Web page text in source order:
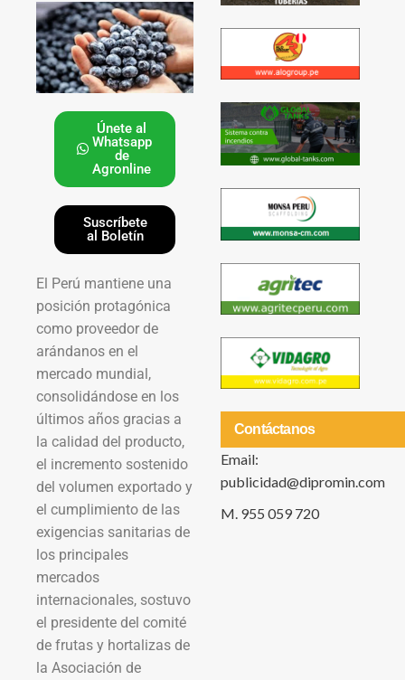
Únete al
Whatsapp
de
Agronline
Suscríbete
al Boletín
El Perú mantiene una
posición protagónica
como proveedor de
arándanos en el
mercado mundial,
consolidándose en los
últimos años gracias a
la calidad del producto,
el incremento sostenido
del volumen exportado y
el cumplimiento de las
exigencias sanitarias de
los principales
mercados
internacionales, sostuvo
el presidente del comité
de frutas y hortalizas de
la Asociación de
Contáctanos
Email:
publicidad@dipromin.com
M. 955 059 720